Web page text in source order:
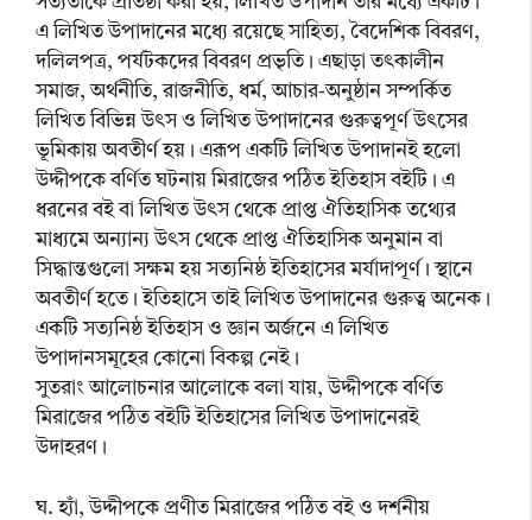
এ লিখিত উপাদানের মধ্যে রয়েছে সাহিত্য, বৈদেশিক বিবরণ,
দলিলপত্র, পর্যটকদের বিবরণ প্রভৃতি। এছাড়া তৎকালীন
সমাজ, অর্থনীতি, রাজনীতি, ধর্ম, আচার-অনুষ্ঠান সম্পর্কিত
লিখিত বিভিন্ন উৎস ও লিখিত উপাদানের গুরুত্বপূর্ণ উৎসের
ভূমিকায় অবতীর্ণ হয়। এরূপ একটি লিখিত উপাদানই হলো
উদ্দীপকে বর্ণিত ঘটনায় মিরাজের পঠিত ইতিহাস বইটি। এ
ধরনের বই বা লিখিত উৎস থেকে প্রাপ্ত ঐতিহাসিক তথ্যের
মাধ্যমে অন্যান্য উৎস থেকে প্রাপ্ত ঐতিহাসিক অনুমান বা
সিদ্ধান্তগুলো সক্ষম হয় সত্যনিষ্ঠ ইতিহাসের মর্যাদাপূর্ণ। স্থানে
অবতীর্ণ হতে। ইতিহাসে তাই লিখিত উপাদানের গুরুত্ব অনেক।
একটি সত্যনিষ্ঠ ইতিহাস ও জ্ঞান অর্জনে এ লিখিত
উপাদানসমূহের কোনো বিকল্প নেই।
সুতরাং আলোচনার আলোকে বলা যায়, উদ্দীপকে বর্ণিত
মিরাজের পঠিত বইটি ইতিহাসের লিখিত উপাদানেরই
উদাহরণ।
ঘ. হ্যাঁ, উদ্দীপকে প্রণীত মিরাজের পঠিত বই ও দর্শনীয়